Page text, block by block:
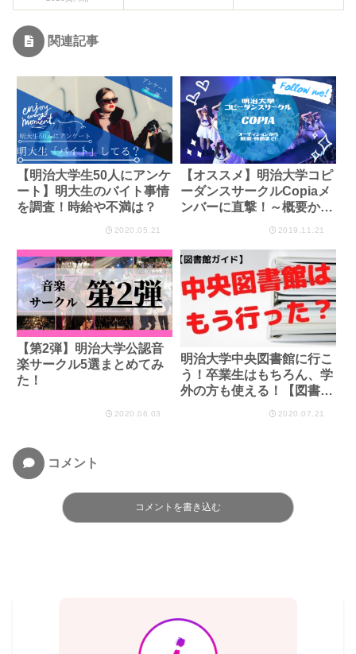
関連記事
【明治大学生50人にアンケ
ート】明大生のバイト事情
を調査！時給や不満は？
2020.05.21
【オススメ】明治大学コピ
ーダンスサークルCopiaメ
ンバーに直撃！～概要から
2019.11.21
【第2弾】明治大学公認音
楽サークル5選まとめてみ
た！
2020.06.03
明治大学中央図書館に行こ
う！卒業生はもちろん、学
外の方も使える！【図書館
2020.07.21
コメント
コメントを書き込む